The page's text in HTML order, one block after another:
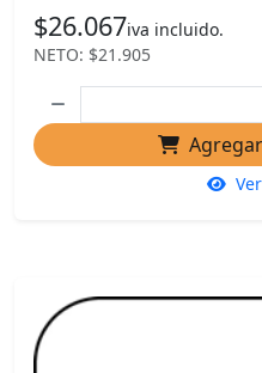
$26.067iva incluido.
NETO: $21.905